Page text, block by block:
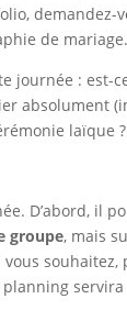
demandez-
de mariage.
journée : est-
absolument
laïque
D’abord, il
groupe, mais
souhaitez,